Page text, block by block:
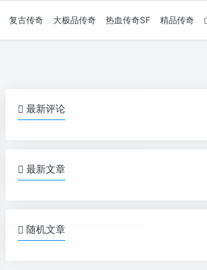
复古传奇 大极品传奇 热血传奇SF 精品传奇
最新评论
最新文章
随机文章